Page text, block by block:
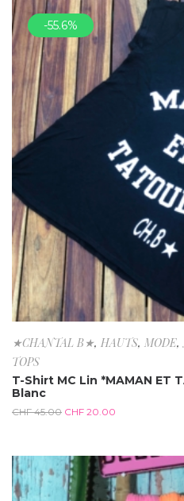
-55.6%
★CHANTAL B★, HAUTS, MODE,
TOPS
T-Shirt MC Lin *MAMAN ET
Blanc
CHF45.00 CHF 20.00